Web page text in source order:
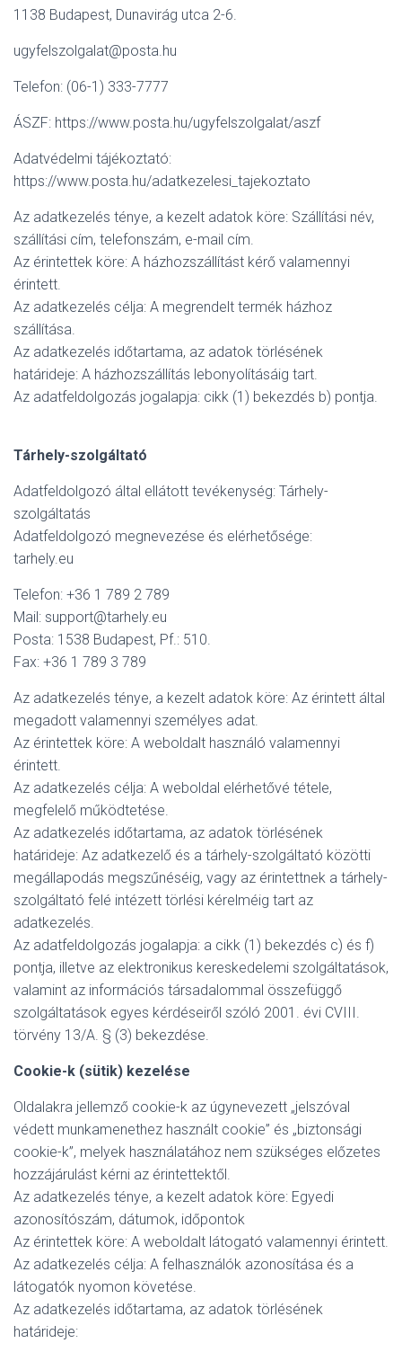
1138 Budapest, Dunavirág utca 2-6.
ugyfelszolgalat@posta.hu
Telefon: (06-1) 333-7777
ÁSZF: https://www.posta.hu/ugyfelszolgalat/aszf
Adatvédelmi tájékoztató:
https://www.posta.hu/adatkezelesi_tajekoztato
Az adatkezelés ténye, a kezelt adatok köre: Szállítási név,
szállítási cím, telefonszám, e-mail cím.
Az érintettek köre: A házhozszállítást kérő valamennyi
érintett.
Az adatkezelés célja: A megrendelt termék házhoz
szállítása.
Az adatkezelés időtartama, az adatok törlésének
határideje: A házhozszállítás lebonyolításáig tart.
Az adatfeldolgozás jogalapja: cikk (1) bekezdés b) pontja.
Tárhely-szolgáltató
Adatfeldolgozó által ellátott tevékenység: Tárhely-
szolgáltatás
Adatfeldolgozó megnevezése és elérhetősége:
tarhely.eu
Telefon: +36 1 789 2 789
Mail: support@tarhely.eu
Posta: 1538 Budapest, Pf.: 510.
Fax: +36 1 789 3 789
Az adatkezelés ténye, a kezelt adatok köre: Az érintett által
megadott valamennyi személyes adat.
Az érintettek köre: A weboldalt használó valamennyi
érintett.
Az adatkezelés célja: A weboldal elérhetővé tétele,
megfelelő működtetése.
Az adatkezelés időtartama, az adatok törlésének
határideje: Az adatkezelő és a tárhely-szolgáltató közötti
megállapodás megszűnéséig, vagy az érintettnek a tárhely-
szolgáltató felé intézett törlési kérelméig tart az
adatkezelés.
Az adatfeldolgozás jogalapja: a cikk (1) bekezdés c) és f)
pontja, illetve az elektronikus kereskedelemi szolgáltatások,
valamint az információs társadalommal összefüggő
szolgáltatások egyes kérdéseiről szóló 2001. évi CVIII.
törvény 13/A. § (3) bekezdése.
Cookie-k (sütik) kezelése
Oldalakra jellemző cookie-k az úgynevezett „jelszóval
védett munkamenethez használt cookie” és „biztonsági
cookie-k”, melyek használatához nem szükséges előzetes
hozzájárulást kérni az érintettektől.
Az adatkezelés ténye, a kezelt adatok köre: Egyedi
azonosítószám, dátumok, időpontok
Az érintettek köre: A weboldalt látogató valamennyi érintett.
Az adatkezelés célja: A felhasználók azonosítása és a
látogatók nyomon követése.
Az adatkezelés időtartama, az adatok törlésének
határideje: